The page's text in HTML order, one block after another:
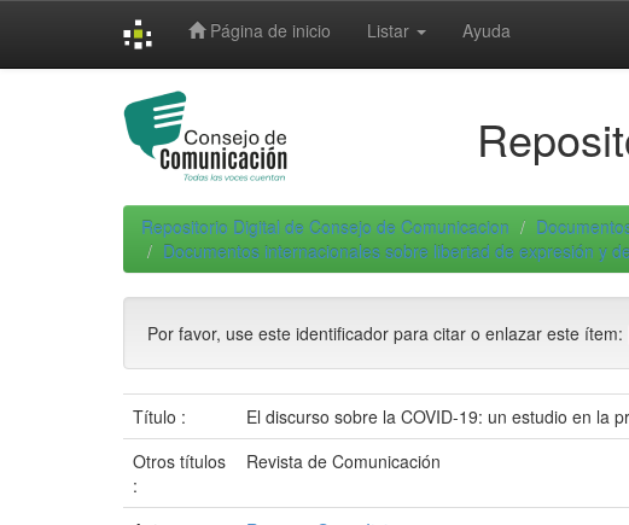
Página de inicio Listar Ayuda
Repositorio Digital de Consejo de Comunicacion
Documentos internacionales sobre libertad de expresión y
Por favor, use este identificador para citar o enlazar este ítem:
Título :
El discurso sobre la COVID-19: un estudio en la
Otros títulos
:
Revista de Comunicación